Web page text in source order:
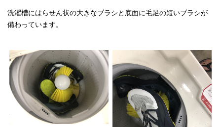
洗濯槽にはらせん状の大きなブラシと底面に毛足の短いブラシが
備わっています。